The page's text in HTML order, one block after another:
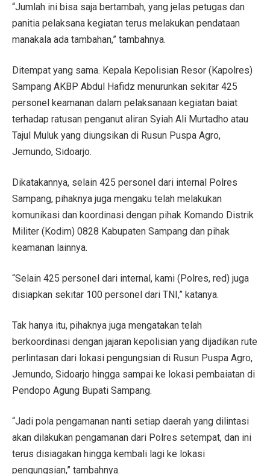
“Jumlah ini bisa saja bertambah, yang jelas petugas dan
panitia pelaksana kegiatan terus melakukan pendataan
manakala ada tambahan,” tambahnya.
Ditempat yang sama. Kepala Kepolisian Resor (Kapolres)
Sampang AKBP Abdul Hafidz menurunkan sekitar 425
personel keamanan dalam pelaksanaan kegiatan baiat
terhadap ratusan penganut aliran Syiah Ali Murtadho atau
Tajul Muluk yang diungsikan di Rusun Puspa Agro,
Jemundo, Sidoarjo.
Dikatakannya, selain 425 personel dari internal Polres
Sampang, pihaknya juga mengaku telah melakukan
komunikasi dan koordinasi dengan pihak Komando Distrik
Militer (Kodim) 0828 Kabupaten Sampang dan pihak
keamanan lainnya.
“Selain 425 personel dari internal, kami (Polres, red) juga
disiapkan sekitar 100 personel dari TNI,” katanya.
Tak hanya itu, pihaknya juga mengatakan telah
berkoordinasi dengan jajaran kepolisian yang dijadikan rute
perlintasan dari lokasi pengungsian di Rusun Puspa Agro,
Jemundo, Sidoarjo hingga sampai ke lokasi pembaiatan di
Pendopo Agung Bupati Sampang.
“Jadi pola pengamanan nanti setiap daerah yang dilintasi
akan dilakukan pengamanan dari Polres setempat, dan ini
terus disiagakan hingga kembali lagi ke lokasi
pengungsian,” tambahnya.